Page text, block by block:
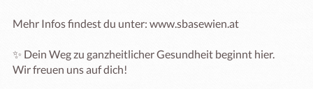
Mehr Infos findest du unter: www.sbasewien.at
✨ Dein Weg zu ganzheitlicher Gesundheit beginnt hier.
Wir freuen uns auf dich!